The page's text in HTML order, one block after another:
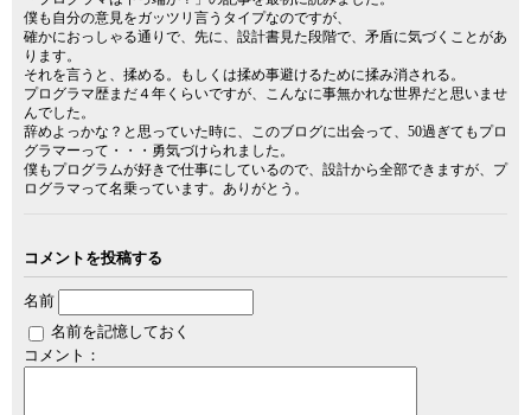
僕も自分の意見をガッツリ言うタイプなのですが、
確かにおっしゃる通りで、先に、設計書見た段階で、矛盾に気づくことがあ
ります。
それを言うと、揉める。もしくは揉め事避けるために揉み消される。
プログラマ歴まだ４年くらいですが、こんなに事無かれな世界だと思いませ
んでした。
辞めよっかな？と思っていた時に、このブログに出会って、50過ぎてもプロ
グラマーって・・・勇気づけられました。
僕もプログラムが好きで仕事にしているので、設計から全部できますが、プ
ログラマって名乗っています。ありがとう。
コメントを投稿する
名前
名前を記憶しておく
コメント：